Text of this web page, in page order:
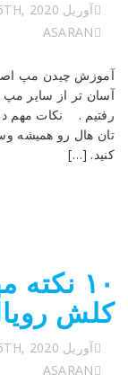
آوریل 26TH, 2020
ASARAN
آموزش چیدن مپ
آسان تر از سایر
تان هال رو همیشه
کنید. […]
۱۰
کلش
آوریل 26TH, 2020
ASARAN